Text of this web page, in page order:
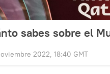
sabes sobre el
2022, 18:40 GMT